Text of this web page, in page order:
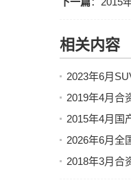
相关内容
2023年6月
2019年4月合
2015年4月国
2026年6月全
2018年3月合